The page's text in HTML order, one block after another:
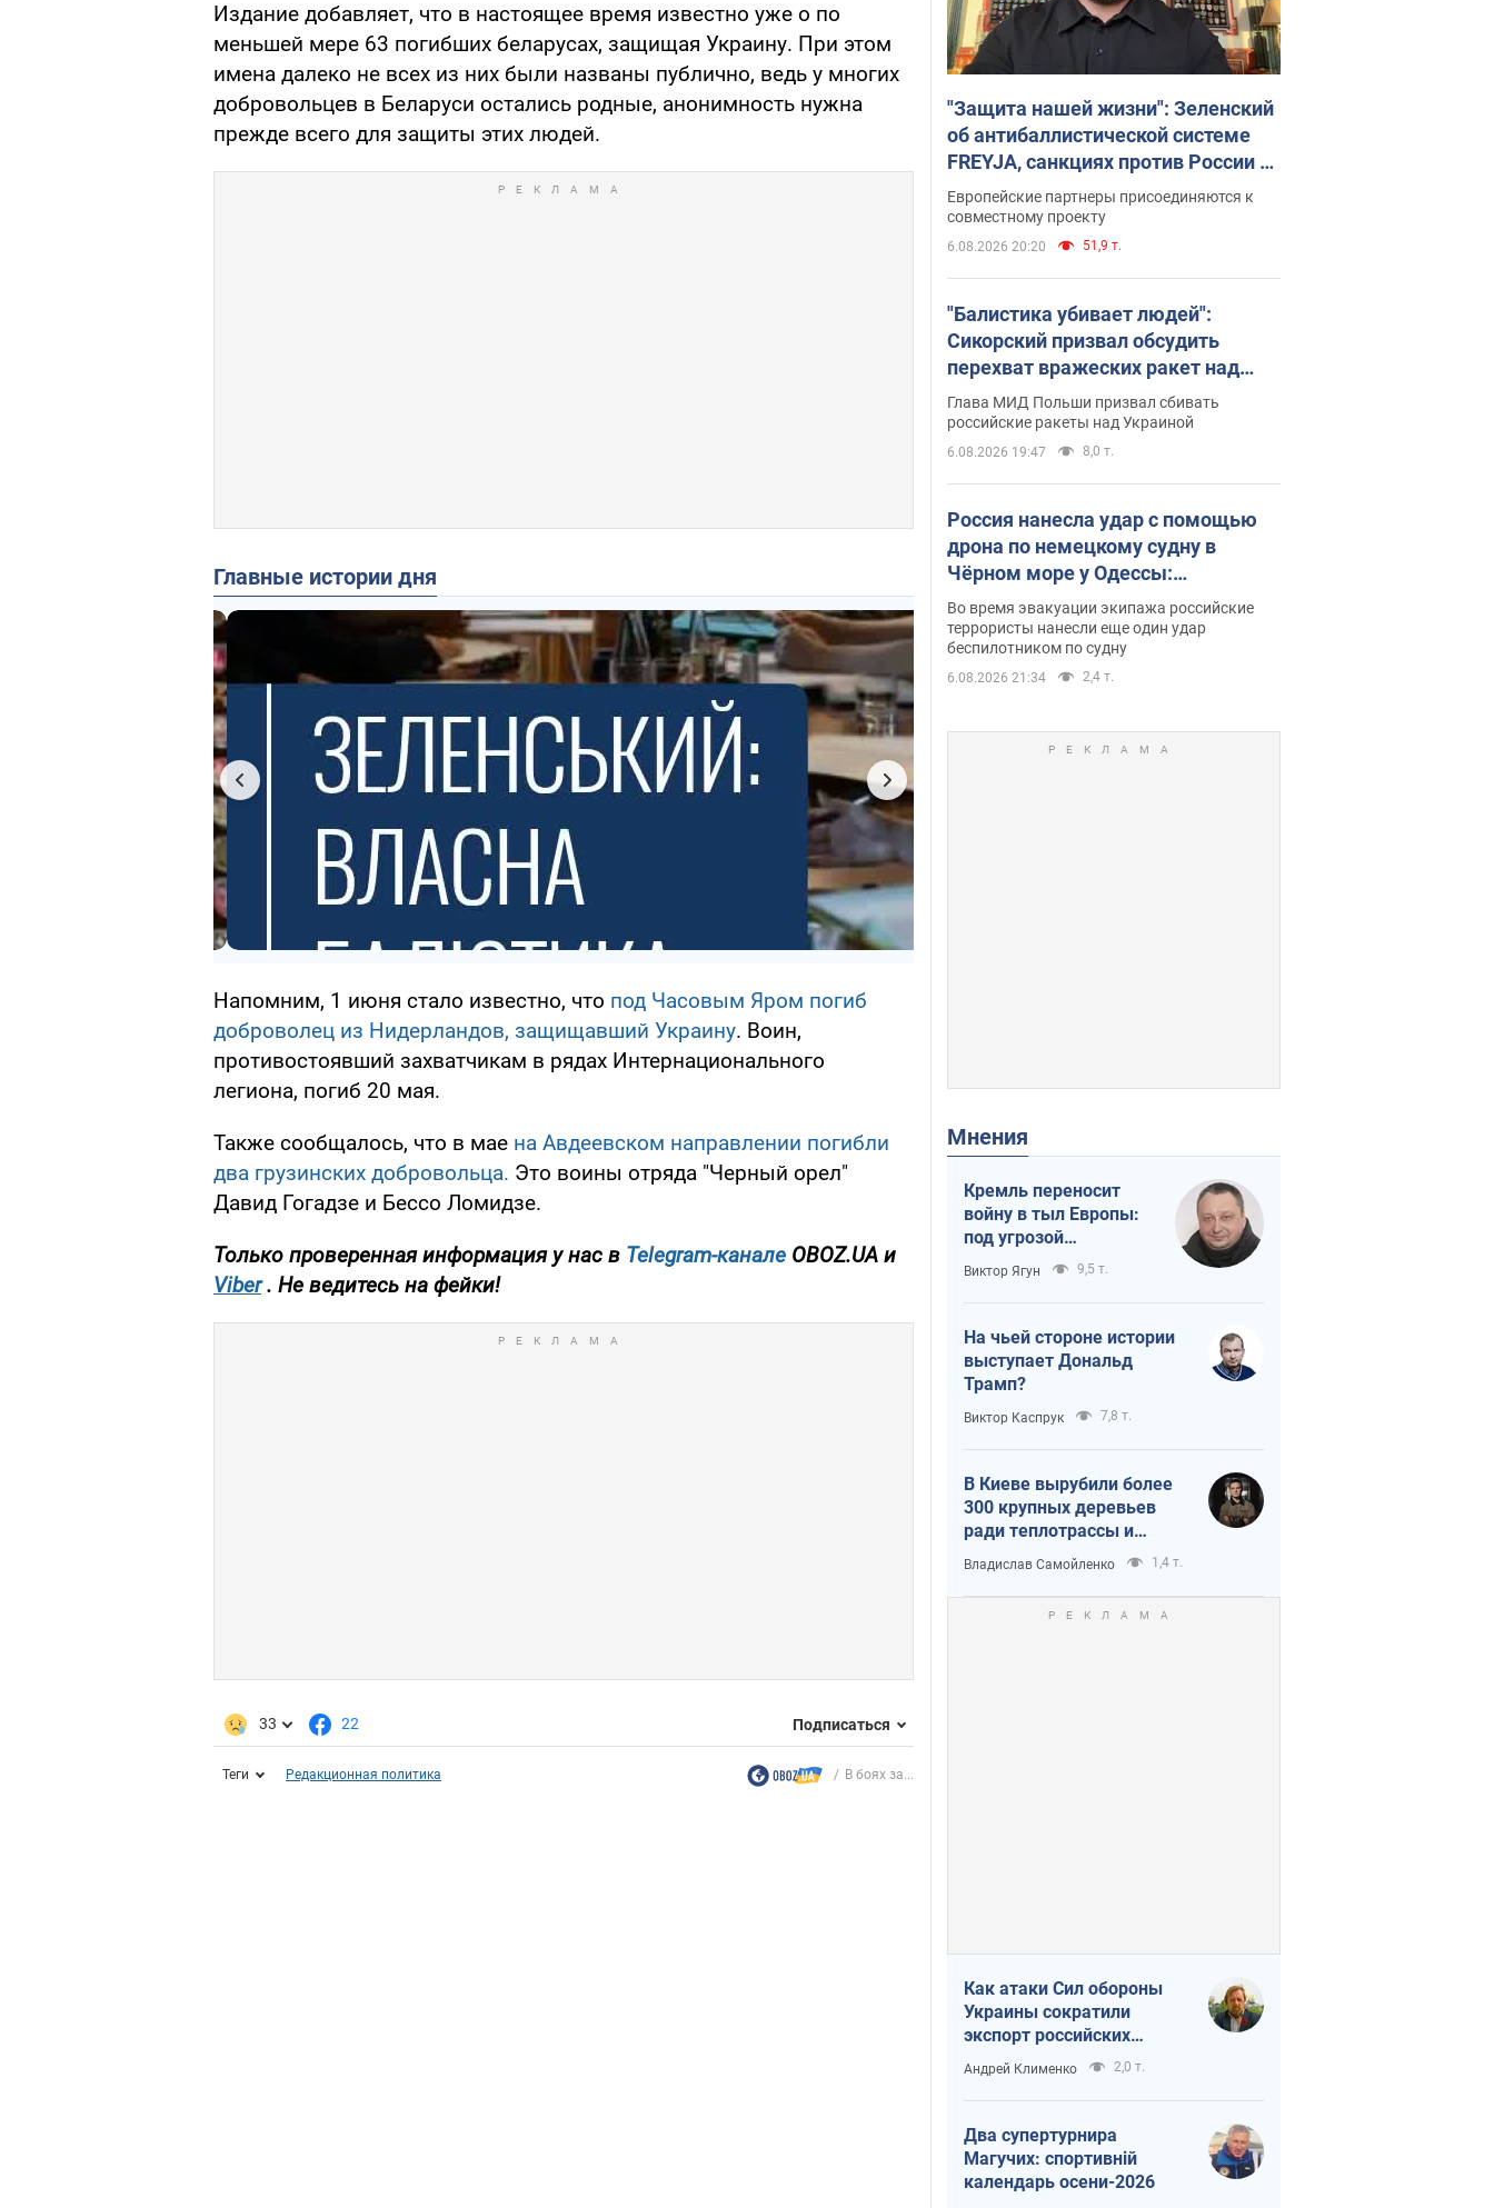
Издание добавляет, что в настоящее время известно уже о по
меньшей мере 63 погибших беларусах, защищая Украину. При этом
имена далеко не всех из них были названы публично, ведь у многих
добровольцев в Беларуси остались родные, анонимность нужна
прежде всего для защиты этих людей.
Главные истории дня
Напомним, 1 июня стало известно, что под Часовым Яром погиб
доброволец из Нидерландов, защищавший Украину. Воин,
противостоявший захватчикам в рядах Интернационального
легиона, погиб 20 мая.
Также сообщалось, что в мае на Авдеевском направлении погибли
два грузинских добровольца. Это воины отряда "Черный орел"
Давид Гогадзе и Бессо Ломидзе.
Только проверенная информация у нас в Telegram-канале OBOZ.UA и
Viber . Не ведитесь на фейки!
33 22 Подписаться
Теги Редакционная политика В боях за...
"Защита нашей жизни": Зеленский
об антибаллистической системе
FREYJA, санкциях против России и
поддержке аграриев. Видео
Европейские партнеры присоединяются к
совместному проекту
6.08.2026 20:20 51,9 т.
"Балистика убивает людей":
Сикорский призвал обсудить
перехват вражеских ракет над
Украиной
Глава МИД Польши призвал сбивать
российские ракеты над Украиной
6.08.2026 19:47 8,0 т.
Россия нанесла удар с помощью
дрона по немецкому судну в
Чёрном море у Одессы:
подробности
Во время эвакуации экипажа российские
террористы нанесли еще один удар
беспилотником по судну
6.08.2026 21:34 2,4 т.
Мнения
Кремль переносит
войну в тыл Европы:
под угрозой
критическая
логистика
Виктор Ягун 9,5 т.
На чьей стороне истории
выступает Дональд
Трамп?
Виктор Каспрук 7,8 т.
В Киеве вырубили более
300 крупных деревьев
ради теплотрассы и
вопреки Генплану
Владислав Самойленко 1,4 т.
Как атаки Сил обороны
Украины сократили
экспорт российских
нефтепродуктов
Андрей Клименко 2,0 т.
Два супертурнира
Магучих: спортивній
календарь осени-2026